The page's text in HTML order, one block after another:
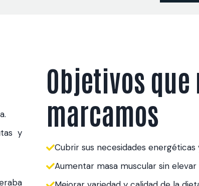
y
Objetivos que
marcamos
Cubrir sus necesidades
Aumentar masa muscular sin